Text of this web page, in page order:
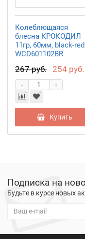
Колеблющаяся
блесна КРОКОДИЛ
11гр, 60мм, black-red
WCD601102BR
267 руб. 254 руб.
+
-
Купить
Подписка на
Будьте в курсе новых